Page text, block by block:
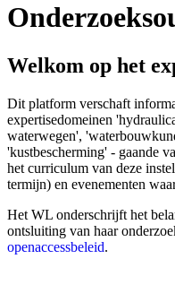
Welkom op het
Dit platform verschaft
expertisedomeinen
waterwegen',
'kustbescherming' - gaande
het curriculum van deze
termijn) en evenementen
Het WL onderschrijft het
ontsluiting van haar
openaccessbeleid.